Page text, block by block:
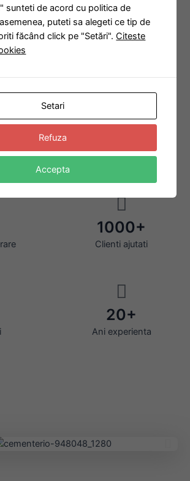
și Recunoaștere
de mulțumire pe care le-am primit
ne simțim autentici și dedicați în meseria
de vizită este reprezentată de
clienților pentru serviciile oferite
1000+
Clienti ajutati
20+
Ani experienta
sunteti de acord cu politica de
puteti sa alegeti ce tip de
făcând click pe "Setări".Citeste
Setari
Refuza
Accepta